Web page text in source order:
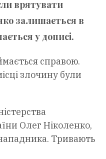
врятувати
залишається в
у дописі.
справою.
злочину були
Олег Ніколенко,
Тривають